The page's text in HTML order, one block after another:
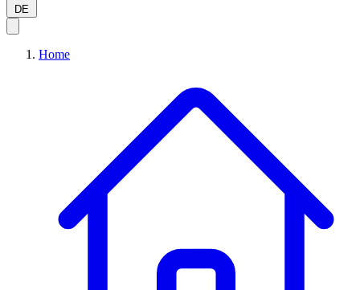
DE
Home